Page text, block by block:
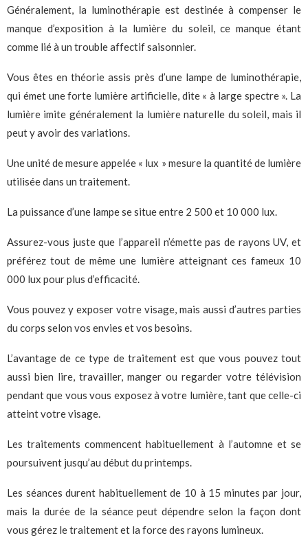
Généralement, la luminothérapie est destinée à compenser le
manque d’exposition à la lumière du soleil, ce manque étant
comme lié à un trouble affectif saisonnier.
Vous êtes en théorie assis près d’une lampe de luminothérapie,
qui émet une forte lumière artificielle, dite « à large spectre ». La
lumière imite généralement la lumière naturelle du soleil, mais il
peut y avoir des variations.
Une unité de mesure appelée « lux » mesure la quantité de lumière
utilisée dans un traitement.
La puissance d’une lampe se situe entre 2 500 et 10 000 lux.
Assurez-vous juste que l’appareil n’émette pas de rayons UV, et
préférez tout de même une lumière atteignant ces fameux 10
000 lux pour plus d’efficacité.
Vous pouvez y exposer votre visage, mais aussi d’autres parties
du corps selon vos envies et vos besoins.
L’avantage de ce type de traitement est que vous pouvez tout
aussi bien lire, travailler, manger ou regarder votre télévision
pendant que vous vous exposez à votre lumière, tant que celle-ci
atteint votre visage.
Les traitements commencent habituellement à l’automne et se
poursuivent jusqu’au début du printemps.
Les séances durent habituellement de 10 à 15 minutes par jour,
mais la durée de la séance peut dépendre selon la façon dont
vous gérez le traitement et la force des rayons lumineux.